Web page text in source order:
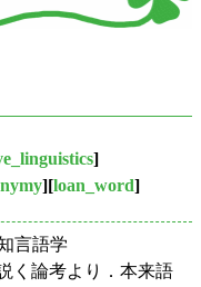
]
][loan_word]
言語学
く論考より．本来語